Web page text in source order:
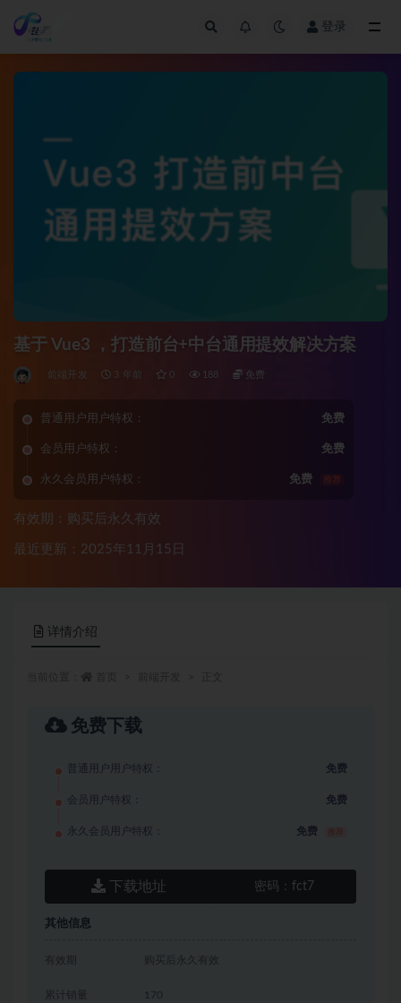
登录
基于 Vue3 ，打造前台+中台通用提效解决方案
前端开发 3 年前 0 188 免费
普通用户用户特权： 免费
会员用户特权： 免费
永久会员用户特权： 免费 推荐
有效期：购买后永久有效
最近更新：2025年11月15日
详情介绍
免费下载
普通用户用户特权： 免费
会员用户特权： 免费
永久会员用户特权： 免费
下载地址 密码： fct7
其他信息
有效期 购买后永久有效
累计销量 170